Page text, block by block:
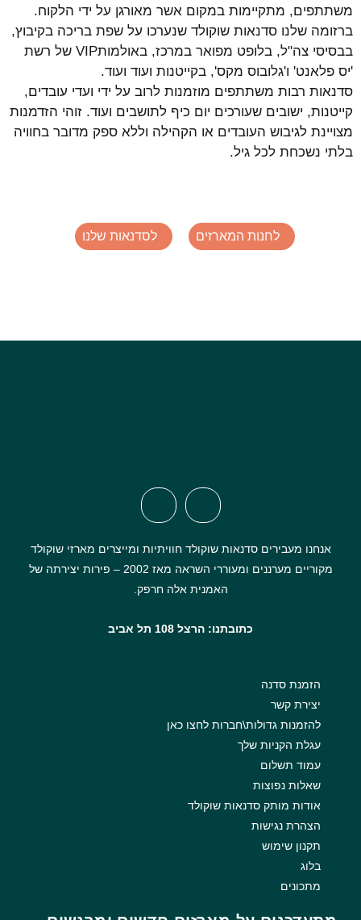
משתתפים, מתקיימות במקום אשר מאורגן על ידי הלקוח.
ברזומה שלנו סדנאות שוקולד שנערכו על שפת בריכה בקיבוץ,
בבסיסי צה"ל, בלופט מפואר במרכז, באולמותVIP של רשת
'יס פלאנט' ו'גלובוס מקס', בקייטנות ועוד ועוד.
סדנאות רבות משתתפים מוזמנות לרוב על ידי ועדי עובדים,
קייטנות, ישובים שעורכים יום כיף לתושבים ועוד. זוהי הזדמנות
מצויינת לגיבוש העובדים או הקהילה וללא ספק מדובר בחוויה
בלתי נשכחת לכל גיל.
לחנות המארזים לסדנאות שלנו
אנחנו מעבירים סדנאות שוקולד חוויתיות ומייצרים מארזי שוקולד
מקוריים מערננים ומעוררי השראה מאז 2002 – פירות יצירתה של
האמנית אלה חרפק.
כתובתנו: הרצל 108 תל אביב
הזמנת סדנה
יצירת קשר
להזמנות גדולות\חברות לחצו כאן
עגלת הקניות שלך
עמוד תשלום
שאלות נפוצות
אודות מותק סדנאות שוקולד
הצהרת נגישות
תקנון שימוש
בלוג
מתכונים